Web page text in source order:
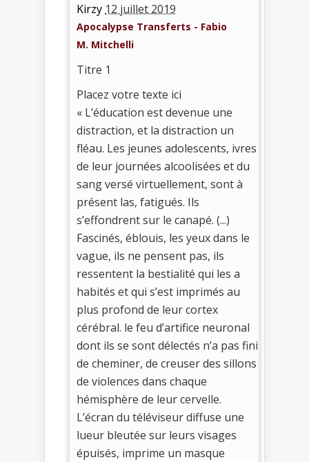
Kirzy 12 juillet 2019
Apocalypse Transferts - Fabio
M. Mitchelli
Titre 1
Placez votre texte ici
« L’éducation est devenue une
distraction, et la distraction un
fléau. Les jeunes adolescents, ivres
de leur journées alcoolisées et du
sang versé virtuellement, sont à
présent las, fatigués. Ils
s’effondrent sur le canapé. (...)
Fascinés, éblouis, les yeux dans le
vague, ils ne pensent pas, ils
ressentent la bestialité qui les a
habités et qui s’est imprimés au
plus profond de leur cortex
cérébral. le feu d’artifice neuronal
dont ils se sont délectés n’a pas fini
de cheminer, de creuser des sillons
de violences dans chaque
hémisphère de leur cervelle.
L’écran du téléviseur diffuse une
lueur bleutée sur leurs visages
épuisés, imprime un masque